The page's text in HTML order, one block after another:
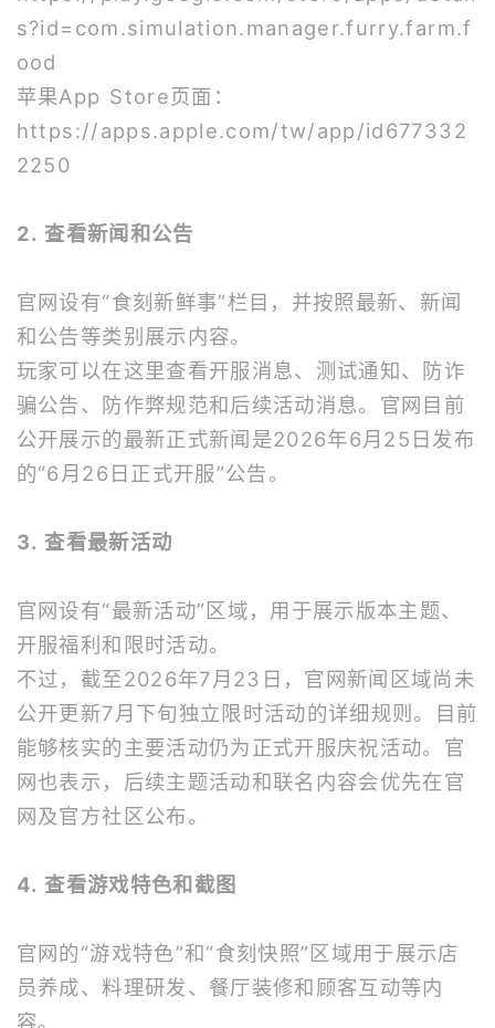
s?id=com.simulation.manager.furry.farm.f
ood
苹果App Store页面：
https://apps.apple.com/tw/app/id677332
2250
2. 查看新闻和公告
官网设有“食刻新鲜事”栏目，并按照最新、新闻
和公告等类别展示内容。
玩家可以在这里查看开服消息、测试通知、防诈
骗公告、防作弊规范和后续活动消息。官网目前
公开展示的最新正式新闻是2026年6月25日发布
的“6月26日正式开服”公告。
3. 查看最新活动
官网设有“最新活动”区域，用于展示版本主题、
开服福利和限时活动。
不过，截至2026年7月23日，官网新闻区域尚未
公开更新7月下旬独立限时活动的详细规则。目前
能够核实的主要活动仍为正式开服庆祝活动。官
网也表示，后续主题活动和联名内容会优先在官
网及官方社区公布。
4. 查看游戏特色和截图
官网的“游戏特色”和“食刻快照”区域用于展示店
员养成、料理研发、餐厅装修和顾客互动等内
容。